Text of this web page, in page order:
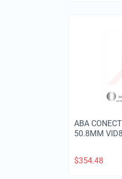
ABA
50.8MM
$354.48